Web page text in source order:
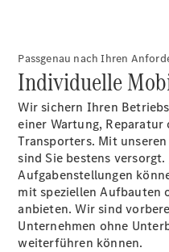
Reifen-
EU-
Service
Passgenau nach Ihren
Individuelle
Wir sichern Ihren
einer Wartung,
Transporters. Mit
sind Sie bestens
Aufgabenstellungen
mit speziellen Aufbauten
anbieten. Wir sind
Unternehmen ohne
weiterführen können.